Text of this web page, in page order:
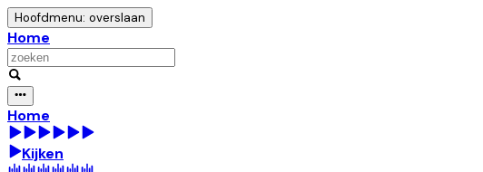
Hoofdmenu: overslaan
Home
Home
Kijken